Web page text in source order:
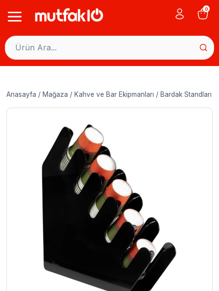
0
Anasayfa / Mağaza / Kahve ve Bar Ekipmanları / Bardak Standları